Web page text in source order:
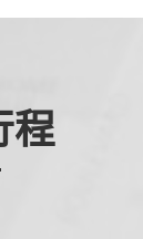
程